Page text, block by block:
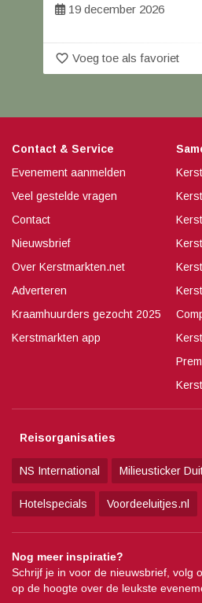
19 december 2026
favorite_border Voeg toe als favoriet
Contact & Service
Evenement aanmelden
Veel gestelde vragen
Contact
Nieuwsbrief
Over Kerstmarkten.net
Adverteren
Kraamhuurders gezocht 2025
Kerstmarkten app
Reisorganisaties
NS International Milieusticker
Hotelspecials Voordeeluitjes.nl
Nog meer inspiratie?
Schrijf je in voor de nieuwsbrief, volg
op de hoogte over de leukste